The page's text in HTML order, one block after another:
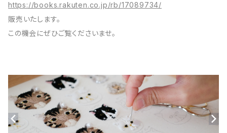
https://books.rakuten.co.jp/rb/17089734/
販売いたします。
この機会にぜひご覧くださいませ。